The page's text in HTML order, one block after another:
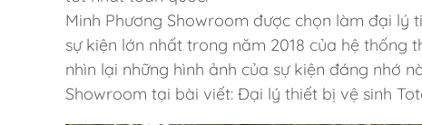
Minh Phương Showroom được chọn làm đại lý
sự kiện lớn nhất trong năm 2018 của hệ thống
nhìn lại những hình ảnh của sự kiện đáng nhớ
Showroom tại bài viết: Đại lý thiết bị vệ sinh